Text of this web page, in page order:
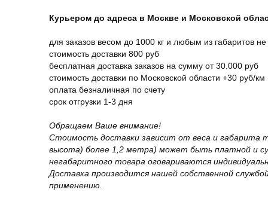
Курьером до адреса в Москве и Московской
для заказов весом до 1000 кг и любым из габаритов
стоимость доставки 800 руб
бесплатная доставка заказов на сумму от 30.000 руб
стоимость доставки по Московской области +30 руб/
оплата безналичная по счету
срок отгрузки 1-3 дня
Обращаем Ваше внимание!
Стоимость доставки зависит от веса и габарита
высота) более 1,2 метра) может быть платной и
негабаритного товара оговариваются
Доставка производится нашей собственной
применению.